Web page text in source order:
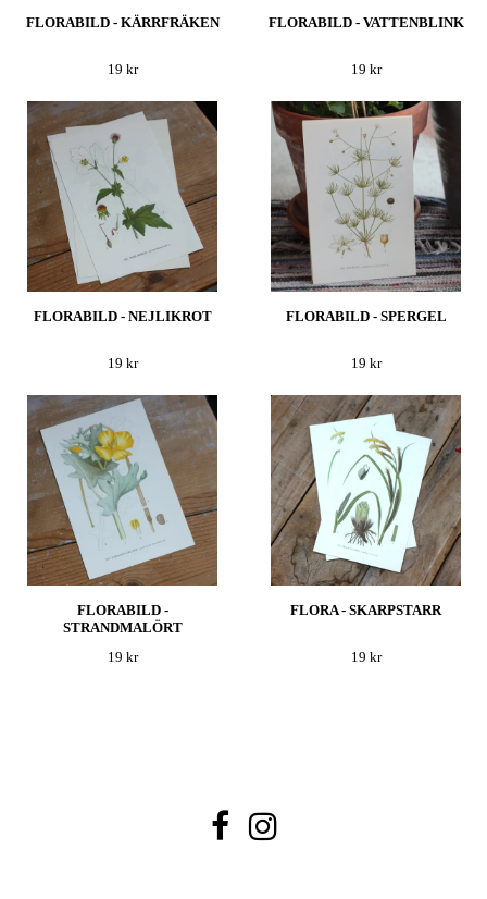
FLORABILD - KÄRRFRÄKEN
19 kr
FLORABILD - VATTENBLINK
19 kr
FLORABILD - NEJLIKROT
19 kr
FLORABILD - SPERGEL
19 kr
FLORABILD -
STRANDMALÖRT
19 kr
FLORA - SKARPSTARR
19 kr